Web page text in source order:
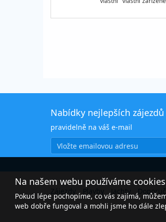
Nabídky nejlepších zájezdů
pravidelně na váš e-mail
Zájezdy Jachty
Na našem webu používáme cookies
Pokud lépe pochopíme, co vás zajímá,
web dobře fungoval a mohli jsme ho dále